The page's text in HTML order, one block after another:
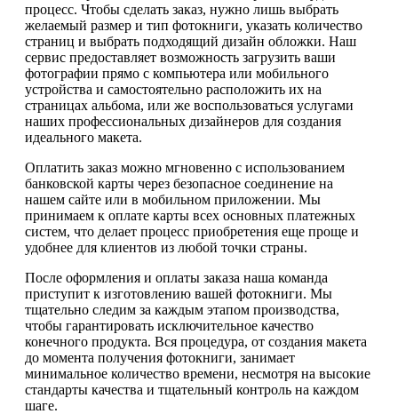
процесс. Чтобы сделать заказ, нужно лишь выбрать
желаемый размер и тип фотокниги, указать количество
страниц и выбрать подходящий дизайн обложки. Наш
сервис предоставляет возможность загрузить ваши
фотографии прямо с компьютера или мобильного
устройства и самостоятельно расположить их на
страницах альбома, или же воспользоваться услугами
наших профессиональных дизайнеров для создания
идеального макета.
Оплатить заказ можно мгновенно с использованием
банковской карты через безопасное соединение на
нашем сайте или в мобильном приложении. Мы
принимаем к оплате карты всех основных платежных
систем, что делает процесс приобретения еще проще и
удобнее для клиентов из любой точки страны.
После оформления и оплаты заказа наша команда
приступит к изготовлению вашей фотокниги. Мы
тщательно следим за каждым этапом производства,
чтобы гарантировать исключительное качество
конечного продукта. Вся процедура, от создания макета
до момента получения фотокниги, занимает
минимальное количество времени, несмотря на высокие
стандарты качества и тщательный контроль на каждом
шаге.